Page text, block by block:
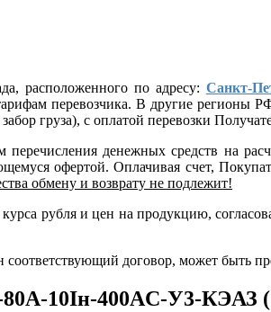
расположенного по адресу: Санкт-
перевозчика. В другие
груза), с оплатой перевозки
перечисления денежных средств
офертой. Оплачивая счет,
обмену и возврату не подлежит!
курса рубля и цен на продукцию,
договор, может быть
10Iн-400AC-У3-КЭАЗ